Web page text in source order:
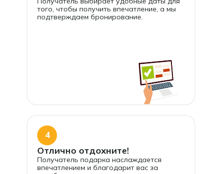
того, чтобы получить впечатление, а мы
подтверждаем бронирование.
4
Отлично отдохните!
Получатель подарка наслаждается
впечатлением и благодарит вас за